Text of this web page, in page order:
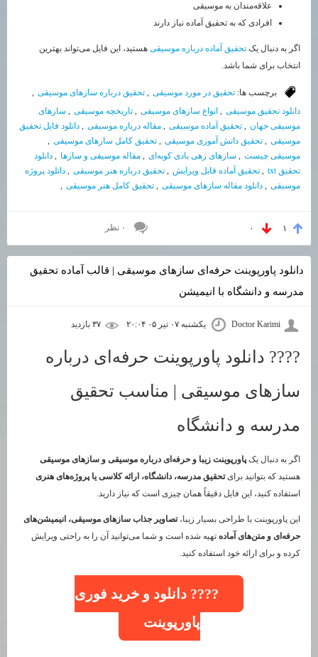
علاقه‌مندان به موسیقی
افرادی که به تحقیق آماده نیاز دارند
اگر به دنبال یک تحقیق آماده درباره موسیقی هستید، این فایل می‌تواند بهترین
انتخاب برای شما باشد.
برچسب ها: تحقیق در مورد موسیقی , تحقیق درباره سازهای موسیقی ,
دانلود تحقیق موسیقی , انواع سازهای موسیقی , تاریخچه موسیقی , سازهای
موسیقی جهان , تحقیق آماده موسیقی , مقاله درباره موسیقی , دانلود فایل تحقیق
موسیقی , تحقیق دانش آموزی موسیقی , تحقیق کامل سازهای موسیقی ,
موسیقی چیست , سازهای زهی بادی کوبه‌ای , مقاله موسیقی و سازها , دانلود
تحقیق txt
, تحقیق آماده قابل ویرایش , تحقیق درباره هنر موسیقی , دانلود پروژه
موسیقی , دانلود مقاله سازهای موسیقی , تحقیق کامل هنر موسیقی ,
۱ ۰ ۰ نظر
دانلود پاورپوینت حرفه‌ای سازهای موسیقی | قالب آماده تحقیق
مدرسه و دانشگاه با انیمیشن
Doctor Karimi یکشنبه ۰۷ تیر ۰۵ ۲۰:۰۴
???? دانلود پاورپوینت حرفه‌ای درباره
سازهای موسیقی | مناسب تحقیق
مدرسه و دانشگاه
اگر به دنبال یکپاورپوینت زیبا و حرفه‌ای درباره موسیقی و سازهای موسیقی
هستید که بتوانید برایتحقیق مدرسه، دانشگاه، ارائه کلاسی یا پروژه‌های هنری
استفاده کنید، این فایل دقیقاً همان چیزی است که نیاز دارید.
این پاورپوینت با طراحی بسیار زیبا،تصاویر جذاب سازهای موسیقی، انیمیشن‌های
حرفه‌ای و متن‌های آماده تهیه شده است و شما می‌توانید آن را به راحتی ویرایش
کرده و برای ارائه خود استفاده کنید.
???? دانلود و خرید فوری
پاورپوینت